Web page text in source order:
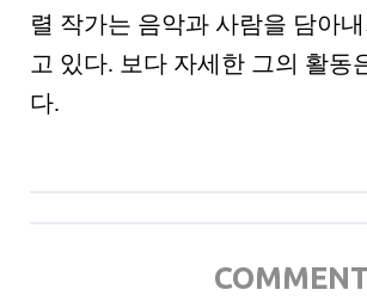
렬 작가는 음악과 사람을 담아
고 있다. 보다 자세한 그의 활동
다.